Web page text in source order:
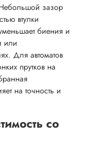
зазор
втулки
биения и
или
Для автоматов
прутков на
на точность и
со